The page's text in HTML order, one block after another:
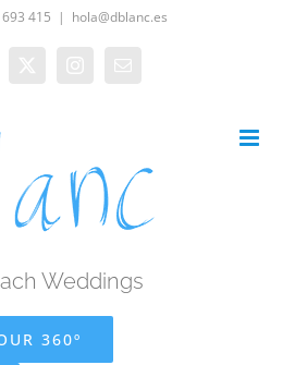
415 | hola@dblanc.es
Weddings
360º